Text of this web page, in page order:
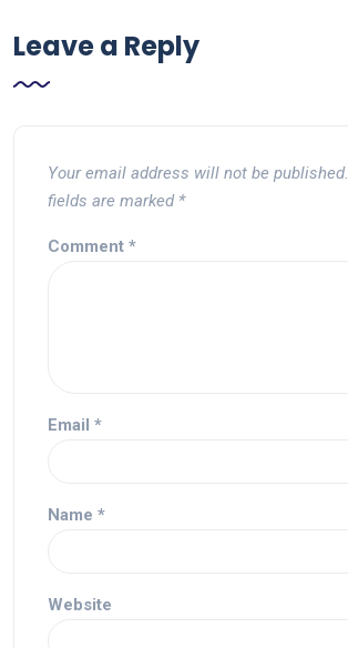
Leave a Reply
Your email address will not be published.
fields are marked *
Comment *
Email *
Name *
Website